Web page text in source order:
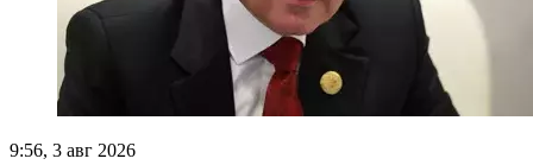
9:56, 3 авг 2026